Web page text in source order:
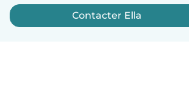
Contacter Ella